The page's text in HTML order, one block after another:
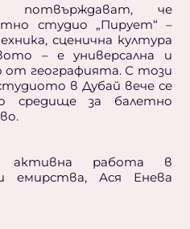
потвърждават, че
студио „Пирует“ –
сценична култура
– е универсална и
от географията. С този
в Дубай вече се
средище за балетно
активна работа в
емирства, Ася Енева